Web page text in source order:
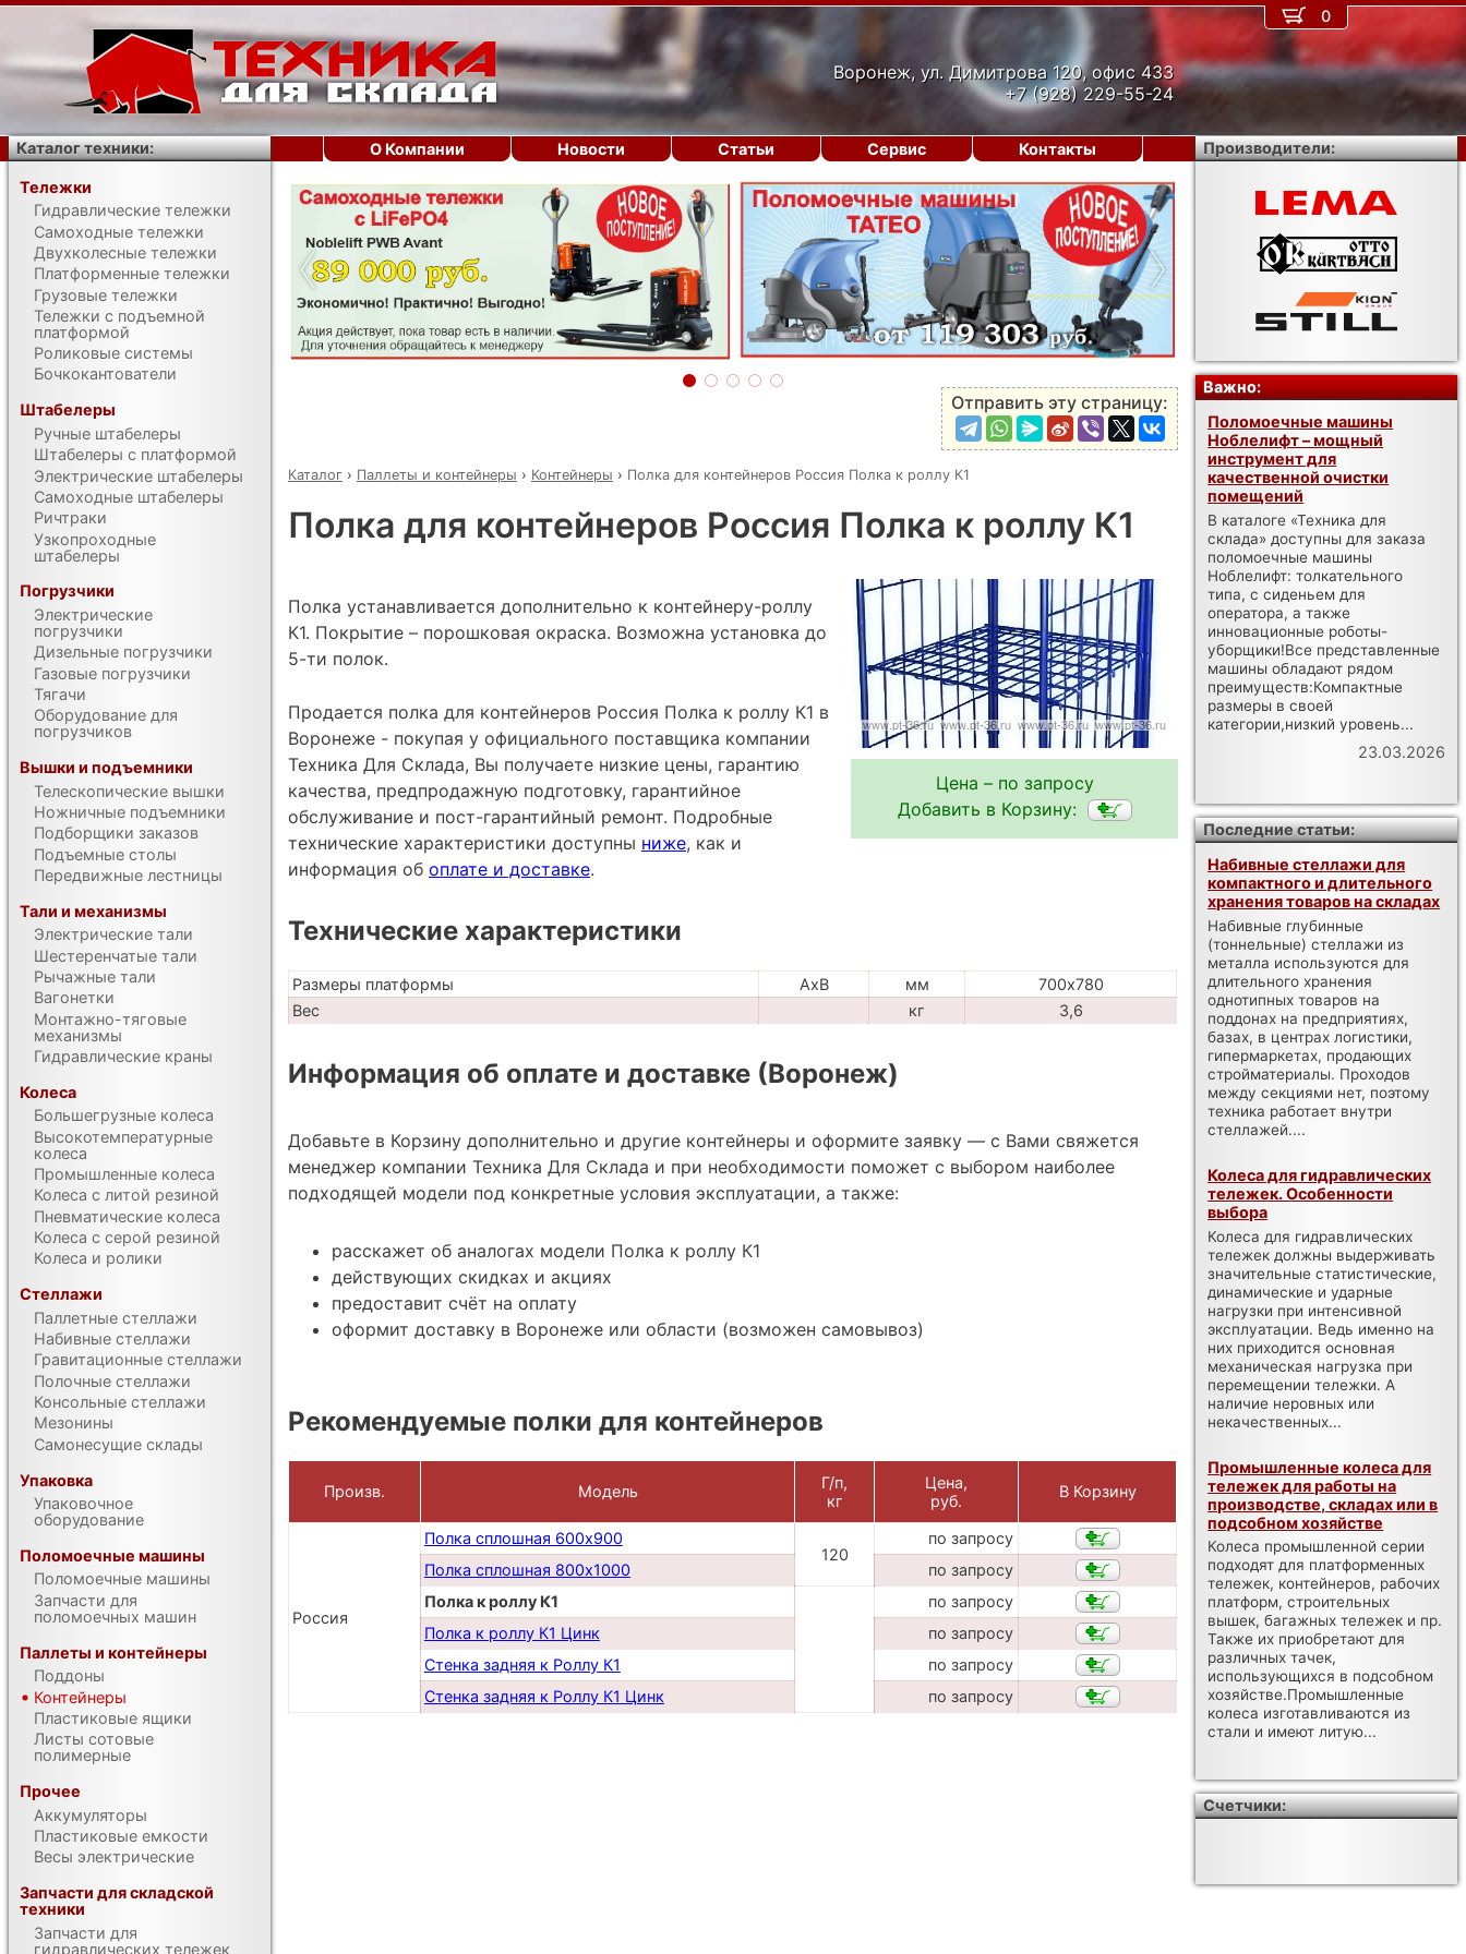
Воронеж, ул. Димитрова 120, офис 433
+7 (928) 229-55-24
‹ ›
Отправить эту страницу:
Каталог › Паллеты и контейнеры › Контейнеры › Полка для контейнеров Россия Полка к роллу К1
Полка для контейнеров Россия Полка к роллу К1
Цена – по запросу
Добавить в Корзину:
Полка устанавливается дополнительно к контейнеру-роллу
К1. Покрытие – порошковая окраска. Возможна установка до
5-ти полок.
Продается полка для контейнеров Россия Полка к роллу К1 в
Воронеже - покупая у официального поставщика компании
Техника Для Склада, Вы получаете низкие цены, гарантию
качества, предпродажную подготовку, гарантийное
обслуживание и пост-гарантийный ремонт. Подробные
технические характеристики доступны ниже, как и
информация об оплате и доставке.
Технические характеристики
Размеры платформы AxB мм
700х780
Вес
кг 3,6
Информация об оплате и доставке (Воронеж)
Добавьте в Корзину дополнительно и другие контейнеры и оформите заявку — с Вами свяжется
менеджер компании Техника Для Склада и при необходимости поможет с выбором наиболее
подходящей модели под конкретные условия эксплуатации, а также:
расскажет об аналогах модели Полка к роллу К1
действующих скидках и акциях
предоставит счёт на оплату
оформит доставку в Воронеже или области (возможен самовывоз)
Рекомендуемые полки для контейнеров
Произв. Модель
Г/п,
кг
Цена,
руб.
В Корзину
Россия
Полка сплошная 600х900
120
по запросу
Полка сплошная 800х1000
по запросу
Полка к роллу К1
по запросу
Полка к роллу К1 Цинк
по запросу
Стенка задняя к Роллу К1
по запросу
Стенка задняя к Роллу К1 Цинк
по запросу
0
О Компании Новости Статьи Сервис Контакты
Каталог техники:
Тележки
Гидравлические тележки
Самоходные тележки
Двухколесные тележки
Платформенные тележки
Грузовые тележки
Тележки с подъемной
платформой
Роликовые системы
Бочкокантователи
Штабелеры
Ручные штабелеры
Штабелеры с платформой
Электрические штабелеры
Самоходные штабелеры
Ричтраки
Узкопроходные
штабелеры
Погрузчики
Электрические
погрузчики
Дизельные погрузчики
Газовые погрузчики
Тягачи
Оборудование для
погрузчиков
Вышки и подъемники
Телескопические вышки
Ножничные подъемники
Подборщики заказов
Подъемные столы
Передвижные лестницы
Тали и механизмы
Электрические тали
Шестеренчатые тали
Рычажные тали
Вагонетки
Монтажно-тяговые
механизмы
Гидравлические краны
Колеса
Большегрузные колеса
Высокотемпературные
колеса
Промышленные колеса
Колеса с литой резиной
Пневматические колеса
Колеса с серой резиной
Колеса и ролики
Стеллажи
Паллетные стеллажи
Набивные стеллажи
Гравитационные стеллажи
Полочные стеллажи
Консольные стеллажи
Мезонины
Самонесущие склады
Упаковка
Упаковочное
оборудование
Поломоечные машины
Поломоечные машины
Запчасти для
поломоечных машин
Паллеты и контейнеры
Поддоны
Контейнеры
Пластиковые ящики
Листы сотовые
полимерные
Прочее
Аккумуляторы
Пластиковые емкости
Весы электрические
Запчасти для складской
техники
Запчасти для
гидравлических тележек
Производители:
Важно:
Поломоечные машины
Ноблелифт – мощный
инструмент для
качественной очистки
помещений
В каталоге «Техника для
склада» доступны для заказа
поломоечные машины
Ноблелифт: толкательного
типа, с сиденьем для
оператора, а также
инновационные роботы-
уборщики!Все представленные
машины обладают рядом
преимуществ:Компактные
размеры в своей
категории,низкий уровень...
23.03.2026
Последние статьи:
Набивные стеллажи для
компактного и длительного
хранения товаров на складах
Набивные глубинные
(тоннельные) стеллажи из
металла используются для
длительного хранения
однотипных товаров на
поддонах на предприятиях,
базах, в центрах логистики,
гипермаркетах, продающих
стройматериалы. Проходов
между секциями нет, поэтому
техника работает внутри
стеллажей....
Колеса для гидравлических
тележек. Особенности
выбора
Колеса для гидравлических
тележек должны выдерживать
значительные статистические,
динамические и ударные
нагрузки при интенсивной
эксплуатации. Ведь именно на
них приходится основная
механическая нагрузка при
перемещении тележки. А
наличие неровных или
некачественных...
Промышленные колеса для
тележек для работы на
производстве, складах или в
подсобном хозяйстве
Колеса промышленной серии
подходят для платформенных
тележек, контейнеров, рабочих
платформ, строительных
вышек, багажных тележек и пр.
Также их приобретают для
различных тачек,
использующихся в подсобном
хозяйстве.Промышленные
колеса изготавливаются из
стали и имеют литую...
Счетчики: